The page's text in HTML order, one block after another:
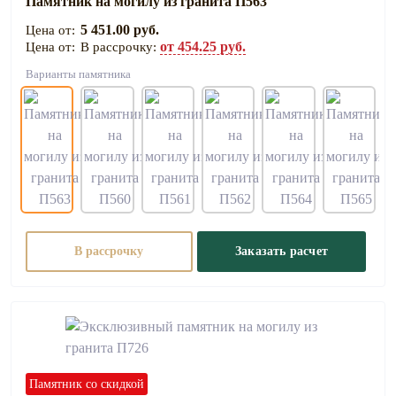
5 451.00 руб.
В рассрочку: от 454.25 руб.
Варианты памятника
В рассрочку Заказать расчет
Памятник со скидкой